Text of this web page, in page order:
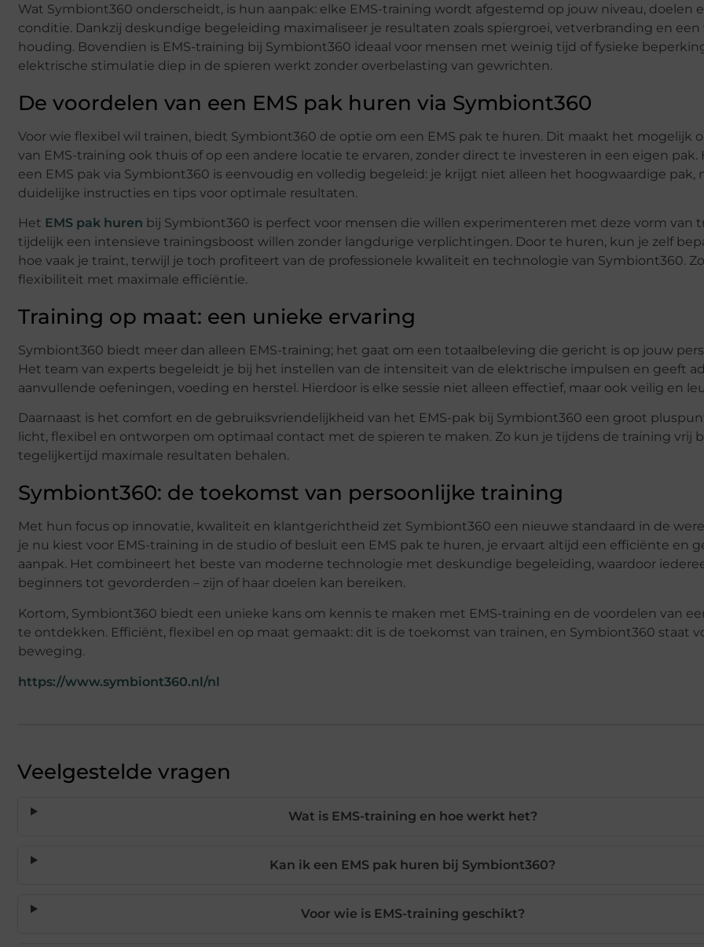
Wat Symbiont360 onderscheidt, is hun aanpak: elke EMS-training wordt afgestemd op jouw niveau, doelen
conditie. Dankzij deskundige begeleiding maximaliseer je resultaten zoals spiergroei, vetverbranding en
houding. Bovendien is EMS-training bij Symbiont360 ideaal voor mensen met weinig tijd of fysieke
elektrische stimulatie diep in de spieren werkt zonder overbelasting van gewrichten.
De voordelen van een EMS pak huren via Symbiont360
Voor wie flexibel wil trainen, biedt Symbiont360 de optie om een EMS pak te huren. Dit maakt het mogelijk
van EMS-training ook thuis of op een andere locatie te ervaren, zonder direct te investeren in een eigen pak.
een EMS pak via Symbiont360 is eenvoudig en volledig begeleid: je krijgt niet alleen het hoogwaardige pak,
duidelijke instructies en tips voor optimale resultaten.
Het EMS pak huren bij Symbiont360 is perfect voor mensen die willen experimenteren met deze vorm van
tijdelijk een intensieve trainingsboost willen zonder langdurige verplichtingen. Door te huren, kun je zelf
hoe vaak je traint, terwijl je toch profiteert van de professionele kwaliteit en technologie van Symbiont360.
flexibiliteit met maximale efficiëntie.
Training op maat: een unieke ervaring
Symbiont360 biedt meer dan alleen EMS-training; het gaat om een totaalbeleving die gericht is op jouw
Het team van experts begeleidt je bij het instellen van de intensiteit van de elektrische impulsen en geeft
aanvullende oefeningen, voeding en herstel. Hierdoor is elke sessie niet alleen effectief, maar ook veilig en
Daarnaast is het comfort en de gebruiksvriendelijkheid van het EMS-pak bij Symbiont360 een groot
licht, flexibel en ontworpen om optimaal contact met de spieren te maken. Zo kun je tijdens de training vrij
tegelijkertijd maximale resultaten behalen.
Symbiont360: de toekomst van persoonlijke training
Met hun focus op innovatie, kwaliteit en klantgerichtheid zet Symbiont360 een nieuwe standaard in de
je nu kiest voor EMS-training in de studio of besluit een EMS pak te huren, je ervaart altijd een efficiënte en
aanpak. Het combineert het beste van moderne technologie met deskundige begeleiding, waardoor
beginners tot gevorderden – zijn of haar doelen kan bereiken.
Kortom, Symbiont360 biedt een unieke kans om kennis te maken met EMS-training en de voordelen van
te ontdekken. Efficiënt, flexibel en op maat gemaakt: dit is de toekomst van trainen, en Symbiont360 staat
beweging.
https://www.symbiont360.nl/nl
Veelgestelde vragen
Wat is EMS-training en hoe werkt het?
Kan ik een EMS pak huren bij Symbiont360?
Voor wie is EMS-training geschikt?